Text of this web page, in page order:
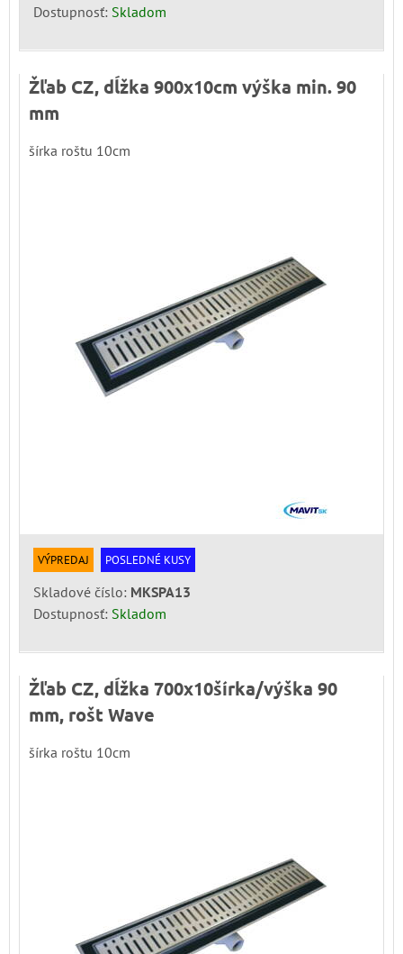
Dostupnosť: Skladom
Žľab CZ, dĺžka 900x10cm výška min. 90
mm
šírka roštu 10cm
VÝPREDAJ POSLEDNÉ KUSY
Skladové číslo: MKSPA13
Dostupnosť: Skladom
Žľab CZ, dĺžka 700x10šírka/výška 90
mm, rošt Wave
šírka roštu 10cm